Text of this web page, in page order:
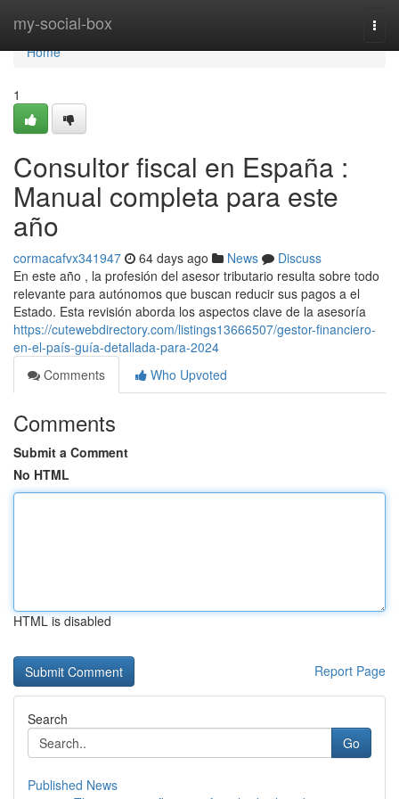
my-social-box
Home
Home
1
Consultor fiscal en España :
Manual completa para este
año
cormacafvx341947 64 days ago News
Discuss
En este año , la profesión del asesor tributario resulta sobre todo
relevante para autónomos que buscan reducir sus pagos a el
Estado. Esta revisión aborda los aspectos clave de la asesoría
https://cutewebdirectory.com/listings13666507/gestor-financiero-
en-el-país-guía-detallada-para-2024
Comments
Who Upvoted
Comments
Submit a Comment
No HTML
HTML is disabled
Report Page
Search
Go
Published News